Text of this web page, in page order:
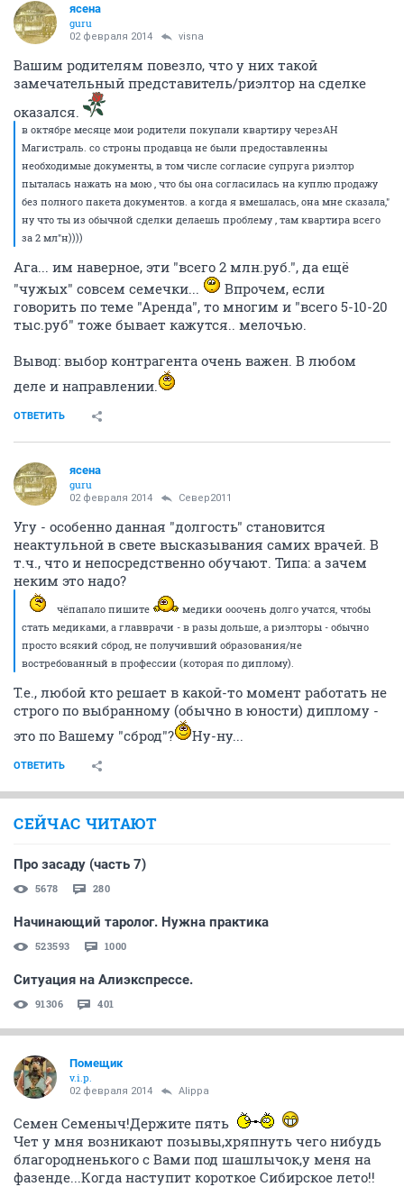
ясена
guru
02 февраля 2014 visna
Вашим родителям повезло, что у них такой
замечательный представитель/риэлтор на сделке
оказался.
в октябре месяце мои родители покупали квартиру черезАН
Магистраль. со строны продавца не были предоставленны
необходимые документы, в том числе согласие супруга риэлтор
пыталась нажать на мою , что бы она согласилась на куплю продажу
без полного пакета документов. а когда я вмешалась, она мне сказала,"
ну что ты из обычной сделки делаешь проблему , там квартира всего
за 2 мл"н))))
Ага... им наверное, эти "всего 2 млн.руб.", да ещё
"чужых" совсем семечки...
Впрочем, если
говорить по теме "Аренда", то многим и "всего 5-10-20
тыс.руб" тоже бывает кажутся.. мелочью.
Вывод: выбор контрагента очень важен. В любом
деле и направлении.
ОТВЕТИТЬ
ясена
guru
02 февраля 2014 Север2011
Угу - особенно данная "долгость" становится
неактульной в свете высказывания самих врачей. В
т.ч., что и непосредственно обучают. Типа: а зачем
неким это надо?
чёпапало пишите
медики ооочень долго учатся, чтобы
стать медиками, а главврачи - в разы дольше, а риэлторы - обычно
просто всякий сброд, не получивший образования/не
востребованный в профессии (которая по диплому).
Т.е., любой кто решает в какой-то момент работать не
строго по выбранному (обычно в юности) диплому -
это по Вашему "сброд"?
Ну-ну...
ОТВЕТИТЬ
СЕЙЧАС ЧИТАЮТ
Про засаду (часть 7)
5678 280
Начинающий таролог. Нужна практика
523593 1000
Ситуация на Алиэкспрессе.
91306 401
Помещик
v.i.p.
02 февраля 2014 Alippa
Семен Семеныч!Держите пять
Чет у мня возникают позывы,хряпнуть чего нибудь
благородненького с Вами под шашлычок,у меня на
фазенде...Когда наступит короткое Сибирское лето!!